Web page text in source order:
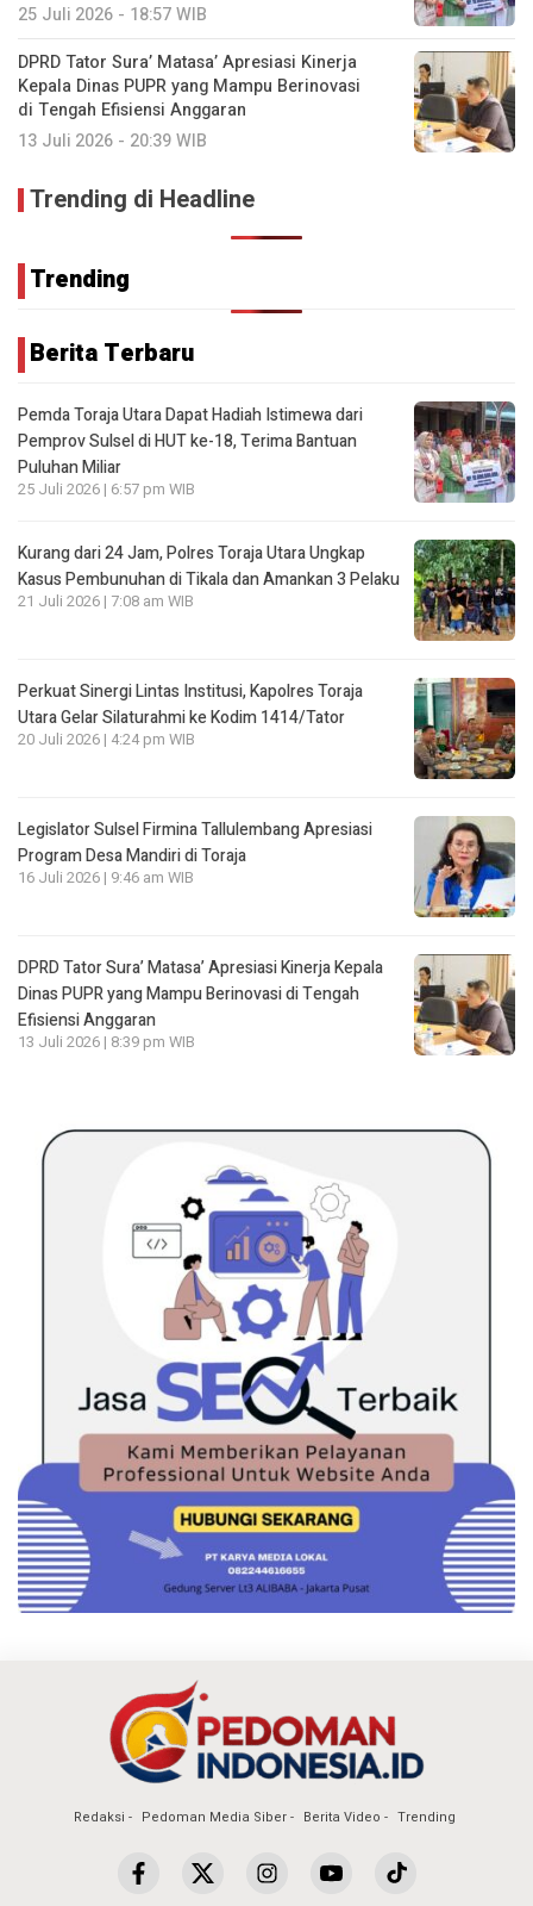
25 Juli 2026 - 18:57 WIB
DPRD Tator Sura’ Matasa’ Apresiasi Kinerja
Kepala Dinas PUPR yang Mampu Berinovasi
di Tengah Efisiensi Anggaran
13 Juli 2026 - 20:39 WIB
Trending di Headline
Trending
Berita Terbaru
Pemda Toraja Utara Dapat Hadiah Istimewa dari
Pemprov Sulsel di HUT ke-18, Terima Bantuan
Puluhan Miliar
25 Juli 2026 | 6:57 pm WIB
Kurang dari 24 Jam, Polres Toraja Utara Ungkap
Kasus Pembunuhan di Tikala dan Amankan 3 Pelaku
21 Juli 2026 | 7:08 am WIB
Perkuat Sinergi Lintas Institusi, Kapolres Toraja
Utara Gelar Silaturahmi ke Kodim 1414/Tator
20 Juli 2026 | 4:24 pm WIB
Legislator Sulsel Firmina Tallulembang Apresiasi
Program Desa Mandiri di Toraja
16 Juli 2026 | 9:46 am WIB
DPRD Tator Sura’ Matasa’ Apresiasi Kinerja Kepala
Dinas PUPR yang Mampu Berinovasi di Tengah
Efisiensi Anggaran
13 Juli 2026 | 8:39 pm WIB
Redaksi Pedoman Media Siber Berita Video Trending